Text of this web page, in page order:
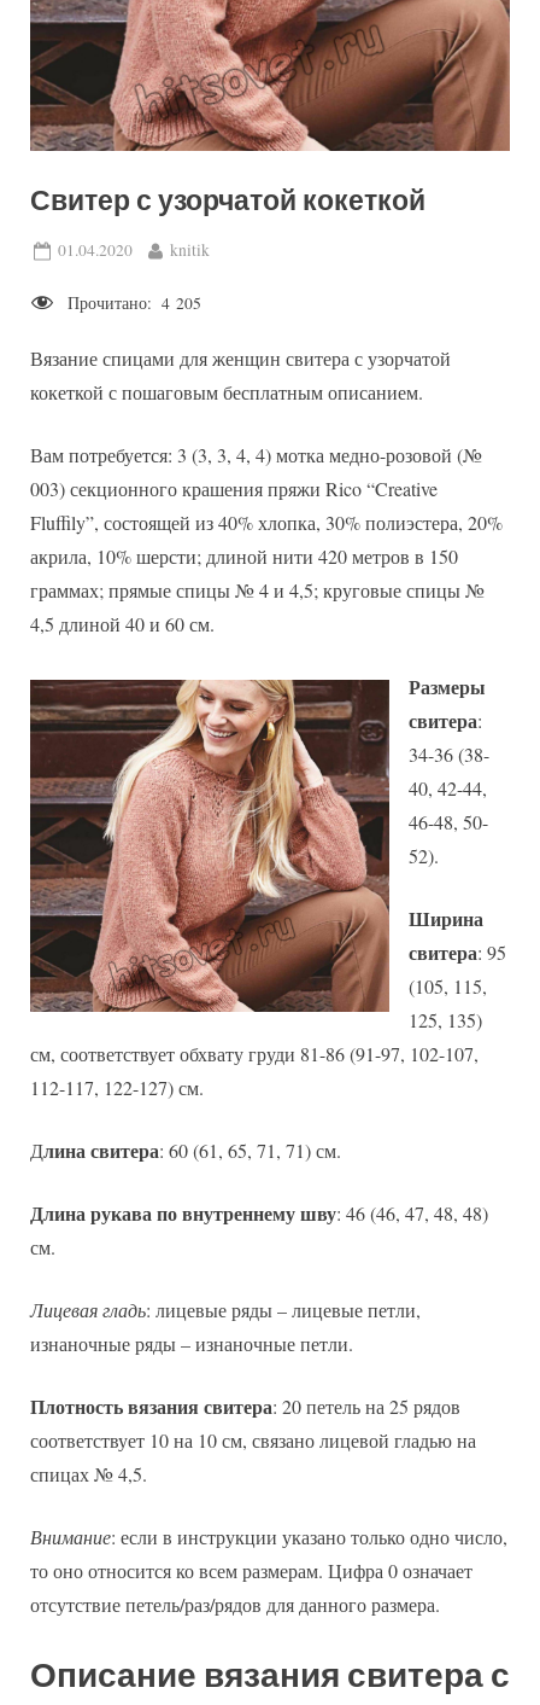
Свитер с узорчатой кокеткой
Posted
01.04.2020 By
knitik
Прочитано: 4 205
Вязание спицами для женщин свитера с узорчатой
кокеткой с пошаговым бесплатным описанием.
Вам потребуется: 3 (3, 3, 4, 4) мотка медно-розовой (№
003) секционного крашения пряжи Rico “Creative
Fluffily”, состоящей из 40% хлопка, 30% полиэстера, 20%
акрила, 10% шерсти; длиной нити 420 метров в 150
граммах; прямые спицы № 4 и 4,5; круговые спицы №
4,5 длиной 40 и 60 см.
Размеры
свитера:
34-36 (38-
40, 42-44,
46-48, 50-
52).
Ширина
свитера: 95
(105, 115,
125, 135)
см, соответствует обхвату груди 81-86 (91-97, 102-107,
112-117, 122-127) см.
Длина свитера: 60 (61, 65, 71, 71) см.
Длина рукава по внутреннему шву: 46 (46, 47, 48, 48)
см.
Лицевая гладь: лицевые ряды – лицевые петли,
изнаночные ряды – изнаночные петли.
Плотность вязания свитера: 20 петель на 25 рядов
соответствует 10 на 10 см, связано лицевой гладью на
спицах № 4,5.
Внимание: если в инструкции указано только одно число,
то оно относится ко всем размерам. Цифра 0 означает
отсутствие петель/раз/рядов для данного размера.
Описание вязания свитера с